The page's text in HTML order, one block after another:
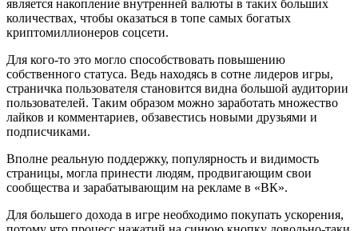
является накопление внутренней валюты в таких больших
количествах, чтобы оказаться в топе самых богатых
криптомиллионеров соцсети.
Для кого-то это могло способствовать повышению
собственного статуса. Ведь находясь в сотне лидеров игры,
страничка пользователя становится видна большой аудитории
пользователей. Таким образом можно заработать множество
лайков и комментариев, обзавестись новыми друзьями и
подписчиками.
Вполне реальную поддержку, популярность и видимость
страницы, могла принести людям, продвигающим свои
сообщества и зарабатывающим на рекламе в «ВК».
Для большего дохода в игре необходимо покупать ускорения,